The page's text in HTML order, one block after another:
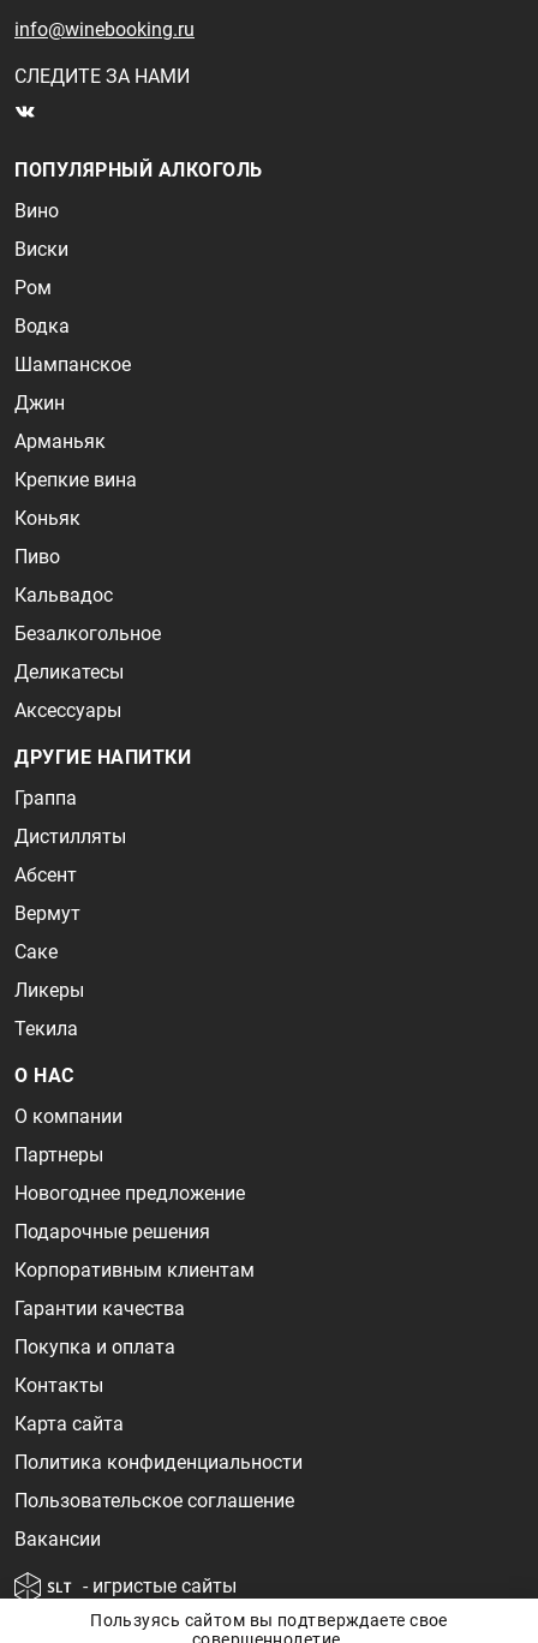
info@winebooking.ru
СЛЕДИТЕ ЗА НАМИ
ПОПУЛЯРНЫЙ АЛКОГОЛЬ
Вино
Виски
Ром
Водка
Шампанское
Джин
Арманьяк
Крепкие вина
Коньяк
Пиво
Кальвадос
Безалкогольное
Деликатесы
Аксессуары
ДРУГИЕ НАПИТКИ
Граппа
Дистилляты
Абсент
Вермут
Саке
Ликеры
Текила
О НАС
О компании
Партнеры
Новогоднее предложение
Подарочные решения
Корпоративным клиентам
Гарантии качества
Покупка и оплата
Контакты
Карта сайта
Политика конфиденциальности
Пользовательское соглашение
Вакансии
- игристые сайты
Пользуясь сайтом вы подтверждаете свое